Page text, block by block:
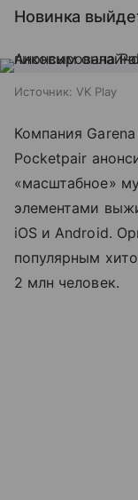
Новинка
Источник: VK Play
Компания
Pocketpair
«масштабное»
элементами
iOS и Android.
популярным
2 млн человек.